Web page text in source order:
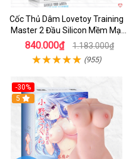
Cốc Thủ Dâm Lovetoy Training
Master 2 Đầu Silicon Mềm Mại
Tiện Lợi
840.000₫ 1.183.000₫
(955)
-30%
Hot
5